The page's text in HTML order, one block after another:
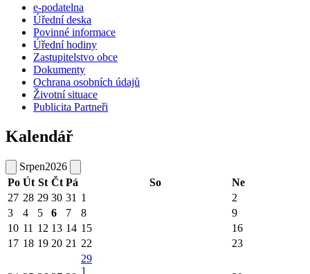
e-podatelna
Úřední deska
Povinné informace
Úřední hodiny
Zastupitelstvo obce
Dokumenty
Ochrana osobních údajů
Životní situace
Publicita Partneři
Kalendář
Srpen2026
Po Út St Čt Pá So
Ne
27 28 29 30 31 1
2
3
4 5 6 7 8
9
10 11 12 13 14 15
16
17 18 19 20 21 22 23
29
1